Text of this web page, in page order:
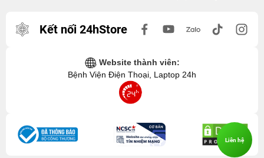
Kết nối 24hStore
Website thành viên:
Bệnh Viện Điện Thoại, Laptop 24h
Liên hệ